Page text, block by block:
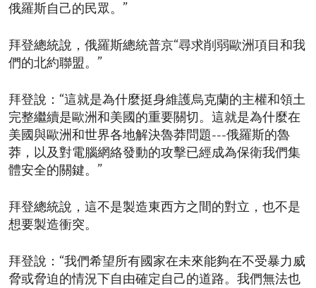
俄羅斯自己的民眾。”
拜登總統說，俄羅斯總統普京“尋求削弱歐洲項目和我
們的北約聯盟。”
拜登說：“這就是為什麼挺身維護烏克蘭的主權和領土
完整繼續是歐洲和美國的重要關切。這就是為什麼在
美國與歐洲和世界各地解決魯莽問題---俄羅斯的魯
莽，以及對電腦網絡發動的攻擊已經成為保衛我們集
體安全的關鍵。”
拜登總統說，這不是製造東西方之間的對立，也不是
想要製造衝突。
拜登說：“我們希望所有國家在未來能夠在不受暴力威
脅或脅迫的情況下自由確定自己的道路。我們無法也